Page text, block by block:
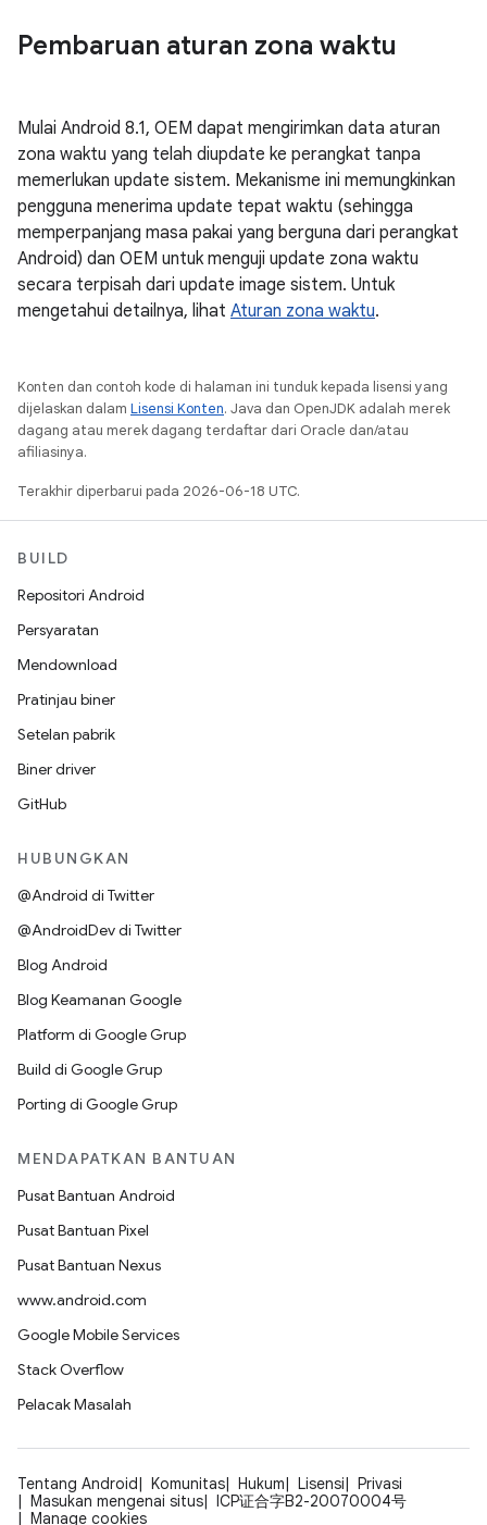
Pembaruan aturan zona waktu
Mulai Android 8.1, OEM dapat mengirimkan data aturan
zona waktu yang telah diupdate ke perangkat tanpa
memerlukan update sistem. Mekanisme ini memungkinkan
pengguna menerima update tepat waktu (sehingga
memperpanjang masa pakai yang berguna dari perangkat
Android) dan OEM untuk menguji update zona waktu
secara terpisah dari update image sistem. Untuk
mengetahui detailnya, lihat Aturan zona waktu.
Konten dan contoh kode di halaman ini tunduk kepada lisensi yang
dijelaskan dalam Lisensi Konten. Java dan OpenJDK adalah merek
dagang atau merek dagang terdaftar dari Oracle dan/atau
afiliasinya.
Terakhir diperbarui pada 2026-06-18 UTC.
BUILD
Repositori Android
Persyaratan
Mendownload
Pratinjau biner
Setelan pabrik
Biner driver
GitHub
HUBUNGKAN
@Android di Twitter
@AndroidDev di Twitter
Blog Android
Blog Keamanan Google
Platform di Google Grup
Build di Google Grup
Porting di Google Grup
MENDAPATKAN BANTUAN
Pusat Bantuan Android
Pusat Bantuan Pixel
Pusat Bantuan Nexus
www.android.com
Google Mobile Services
Stack Overflow
Pelacak Masalah
Tentang Android Komunitas Hukum Lisensi
Privasi
Masukan mengenai situs
ICP证合字B2-20070004号
Manage cookies